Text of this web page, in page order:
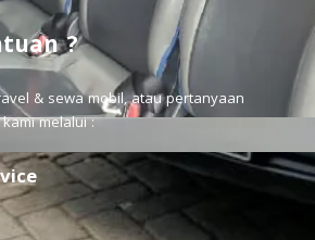
?
& sewa mobil, atau pertanyaan
melalui :